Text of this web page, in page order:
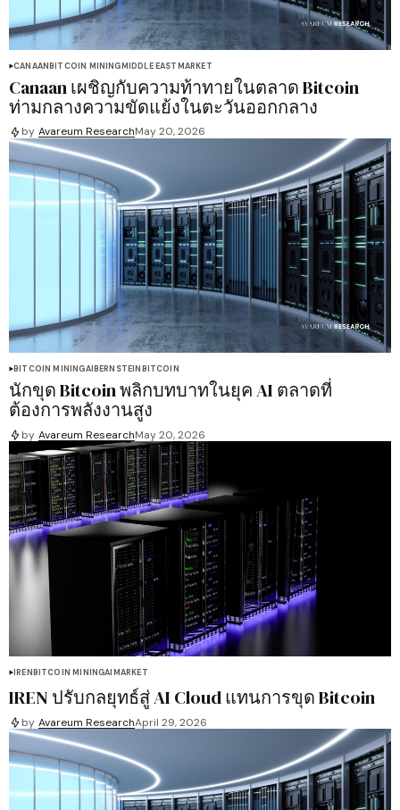
CANAANBITCOIN MININGMIDDLE EASTMARKET
Canaan เผชิญกับความท้าทายในตลาด Bitcoin
ท่ามกลางความขัดแย้งในตะวันออกกลาง
by Avareum ResearchMay 20, 2026
BITCOIN MININGAIBERNSTEINBITCOIN
นักขุด Bitcoin พลิกบทบาทในยุค AI ตลาดที่
ต้องการพลังงานสูง
by Avareum ResearchMay 20, 2026
IREN BITCOIN MININGAI MARKET
IREN ปรับกลยุทธ์สู่ AI Cloud แทนการขุด Bitcoin
by Avareum ResearchApril 29, 2026